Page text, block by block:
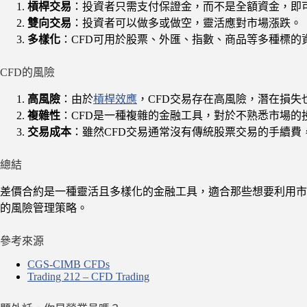
槓桿交易 ：投資者只需支付保證金，而不是全額資金，
雙向交易 ：投資者可以做多或做空，靈活應對市場漲跌。
多樣化 ：CFD可用於股票、外匯、指數、商品等多種標
CFD的風險
高風險 ：由於槓桿效應 ，CFD交易存在高風險，潛在損失
複雜性 ：CFD是一種複雜的金融工具，對於不熟悉市場
交易成本：雖然CFD交易通常沒有傳統股票交易的手續
總結
差價合約是一種靈活且多樣化的金融工具，適合那些想要利用
的風險管理策略。
參考來源
CGS-CIMB CFDs
Trading 212 – CFD Trading